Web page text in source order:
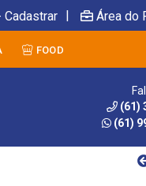
Cadastrar | Área do
FOOD
(61)
(61)